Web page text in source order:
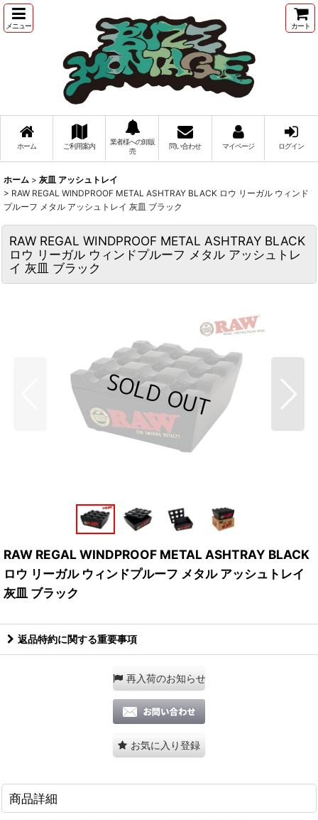
メニュー カート
ホーム ご利用案内
業者様への卸販
売
問い合わせ マイページ ログイン
ホーム > 灰皿 アッシュトレイ
> RAW REGAL WINDPROOF METAL ASHTRAY BLACK ロウ リーガル ウィンド
プルーフ メタル アッシュトレイ 灰皿 ブラック
RAW REGAL WINDPROOF METAL ASHTRAY BLACK
ロウ リーガル ウィンドプルーフ メタル アッシュトレ
イ 灰皿 ブラック
RAW REGAL WINDPROOF METAL ASHTRAY BLACK
ロウ リーガル ウィンドプルーフ メタル アッシュトレイ
灰皿 ブラック
返品特約に関する重要事項
再入荷のお知らせ
お気に入り登録
商品詳細